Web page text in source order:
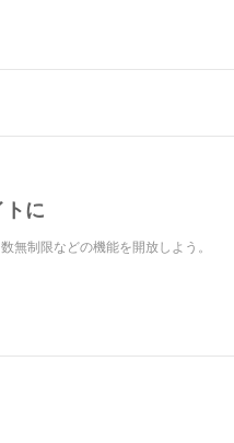
に
無制限などの機能を開放しよう。